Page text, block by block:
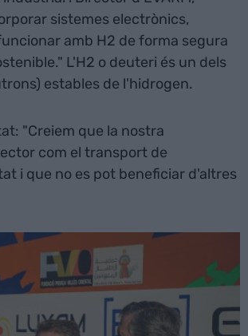
sistemes electrònics,
amb H2 de forma segura
L'H2 o deuteri és un dels
estables de l'hidrogen.
"Creiem que la nostra
com el transport de
i que no es pot beneficiar d'altres